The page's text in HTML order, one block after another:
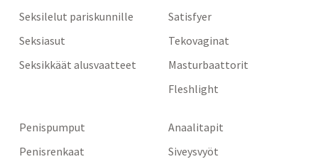
Seksilelut pariskunnille
Seksiasut
Seksikkäät alusvaatteet
Satisfyer
Tekovaginat
Masturbaattorit
Fleshlight
Penispumput
Penisrenkaat
Anaalitapit
Siveysvyöt